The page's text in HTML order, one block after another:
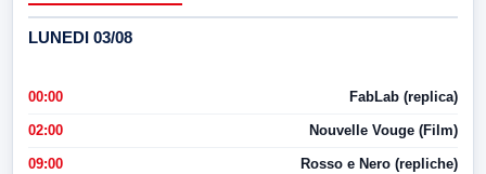
LUNEDI 03/08
00:00 FabLab (replica)
02:00 Nouvelle Vouge (Film)
09:00 Rosso e Nero (repliche)